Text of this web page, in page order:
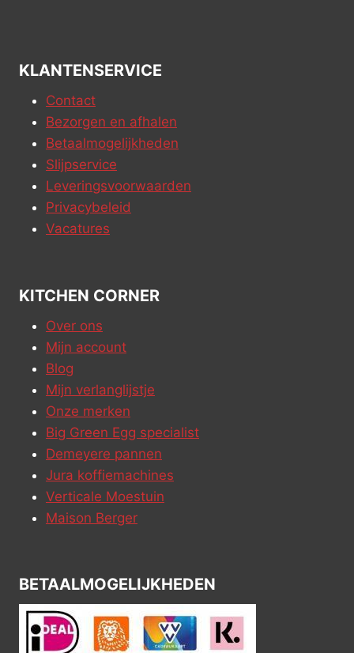
KLANTENSERVICE
Contact
Bezorgen en afhalen
Betaalmogelijkheden
Slijpservice
Leveringsvoorwaarden
Privacybeleid
Vacatures
KITCHEN CORNER
Over ons
Mijn account
Blog
Mijn verlanglijstje
Onze merken
Big Green Egg specialist
Demeyere pannen
Jura koffiemachines
Verticale Moestuin
Maison Berger
BETAALMOGELIJKHEDEN